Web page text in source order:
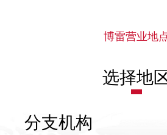
博雷营业地
选择地
分支机构